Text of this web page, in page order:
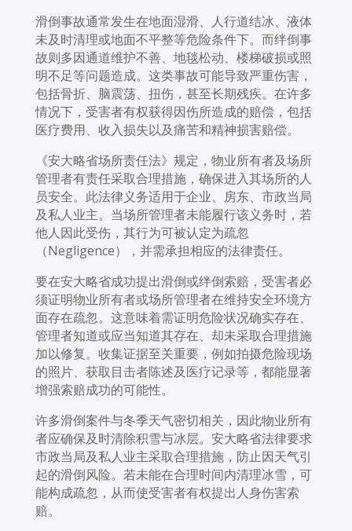
滑倒事故通常发生在地面湿滑、人行道结冰、液体
未及时清理或地面不平整等危险条件下。而绊倒事
故则多因通道维护不善、地毯松动、楼梯破损或照
明不足等问题造成。这类事故可能导致严重伤害，
包括骨折、脑震荡、扭伤，甚至长期残疾。在许多
情况下，受害者有权获得因伤所造成的赔偿，包括
医疗费用、收入损失以及痛苦和精神损害赔偿。
《安大略省场所责任法》规定，物业所有者及场所
管理者有责任采取合理措施，确保进入其场所的人
员安全。此法律义务适用于企业、房东、市政当局
及私人业主。当场所管理者未能履行该义务时，若
他人因此受伤，其行为可被认定为疏忽
（Negligence），并需承担相应的法律责任。
要在安大略省成功提出滑倒或绊倒索赔，受害者必
须证明物业所有者或场所管理者在维持安全环境方
面存在疏忽。这意味着需证明危险状况确实存在、
管理者知道或应当知道其存在、却未采取合理措施
加以修复。收集证据至关重要，例如拍摄危险现场
的照片、获取目击者陈述及医疗记录等，都能显著
增强索赔成功的可能性。
许多滑倒案件与冬季天气密切相关，因此物业所有
者应确保及时清除积雪与冰层。安大略省法律要求
市政当局及私人业主采取合理措施，防止因天气引
起的滑倒风险。若未能在合理时间内清理冰雪，可
能构成疏忽，从而使受害者有权提出人身伤害索
赔。